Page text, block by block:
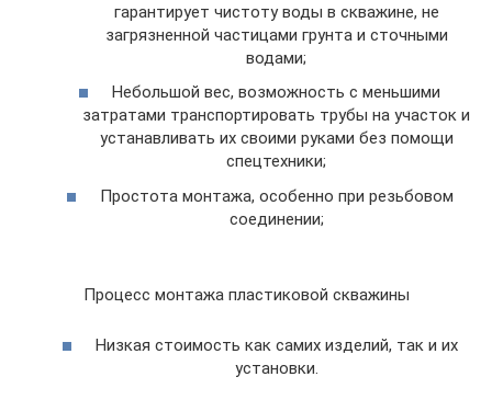
гарантирует чистоту воды в скважине, не
загрязненной частицами грунта и сточными
водами;
Небольшой вес, возможность с меньшими
затратами транспортировать трубы на участок и
устанавливать их своими руками без помощи
спецтехники;
Простота монтажа, особенно при резьбовом
соединении;
Процесс монтажа пластиковой скважины
Низкая стоимость как самих изделий, так и их
установки.